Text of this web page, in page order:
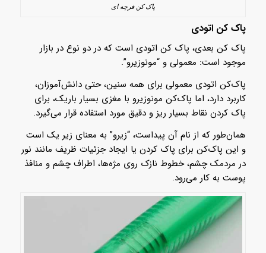
پاک کن فرچه ای
پاک کن اتودی
پاک کن بعدی، پاک کن اتودی است که در دو نوع در بازار
موجود است: معمولی و “مونوزیرو”.
پاک‌کن اتودی معمولی برای همه سنین، حتی دانش‌آموزان،
کاربرد دارد، اما پاک‌کن مونوزیرو با مغزی بسیار باریک، برای
پاک کردن نقاط بسیار ریز و دقیق مورد استفاده قرار می‌گیرد.
همان‌طور که از نام آن پیداست، “زیرو” به معنای زیر یک است
و این پاک‌کن برای پاک کردن یا ایجاد جزئیات ظریف مانند نور
در مردمک چشم، خطوط نازک روی مژه‌ها، اطراف چشم و منافذ
پوست به کار می‌رود.